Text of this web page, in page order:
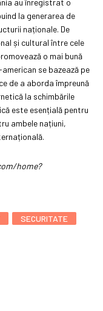
la generarea de
naționale. De
și cultural între cele
o mai bună
se bazează pe
de a aborda împreună
la schimbările
este esențială pentru
ambele națiuni,
home?
SECURITATE